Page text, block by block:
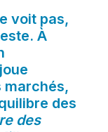
voit pas,
À
marchés,
des
des